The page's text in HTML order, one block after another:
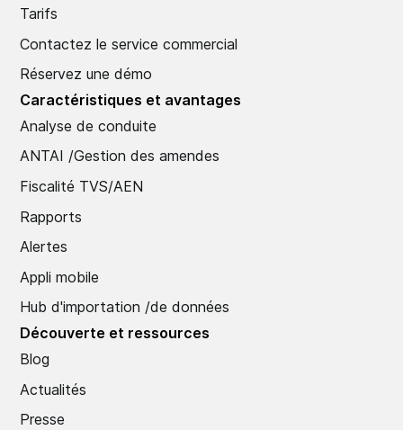
Tarifs
Contactez le service commercial
Réservez une démo
Caractéristiques et avantages
Analyse de conduite
ANTAI /Gestion des amendes
Fiscalité TVS/AEN
Rapports
Alertes
Appli mobile
Hub d'importation /de données
Découverte et ressources
Blog
Actualités
Presse